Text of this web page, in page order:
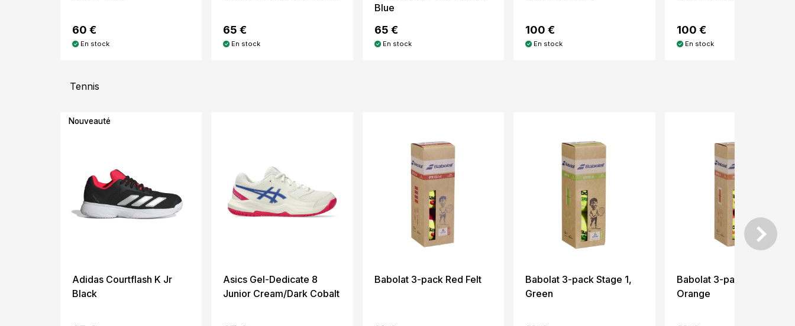
60 €
En stock
65 €
En stock
Blue
65 €
En stock
100 €
En stock
100 €
En stock
Tennis
Nouveauté
Adidas Courtflash K Jr
Black
Asics Gel-Dedicate 8
Junior Cream/Dark Cobalt
Babolat 3-pack Red Felt
Babolat 3-pack Stage 1,
Green
Babolat 3-pack Stage 2,
Orange